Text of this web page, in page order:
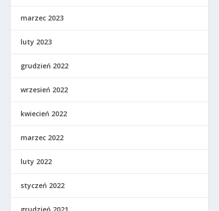
marzec 2023
luty 2023
grudzień 2022
wrzesień 2022
kwiecień 2022
marzec 2022
luty 2022
styczeń 2022